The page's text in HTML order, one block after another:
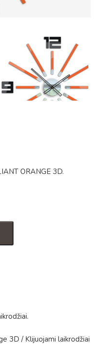
ORANGE 3D.
.
3D / Klijuojami laikrodžiai